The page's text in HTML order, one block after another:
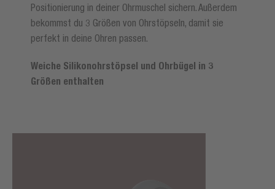
Positionierung in deiner Ohrmuschel sichern. Außerdem
bekommst du 3 Größen von Ohrstöpseln, damit sie
perfekt in deine Ohren passen.
Weiche Silikonohrstöpsel und Ohrbügel in 3
Größen enthalten